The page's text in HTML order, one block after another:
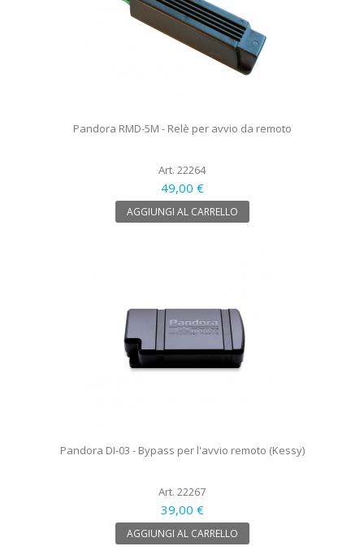
Pandora RMD-5M - Relè per avvio da remoto
Art. 22264
49,00 €
AGGIUNGI AL CARRELLO
Pandora DI-03 - Bypass per l'avvio remoto (Kessy)
Art. 22267
39,00 €
AGGIUNGI AL CARRELLO